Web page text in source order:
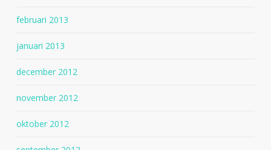
februari 2013
januari 2013
december 2012
november 2012
oktober 2012